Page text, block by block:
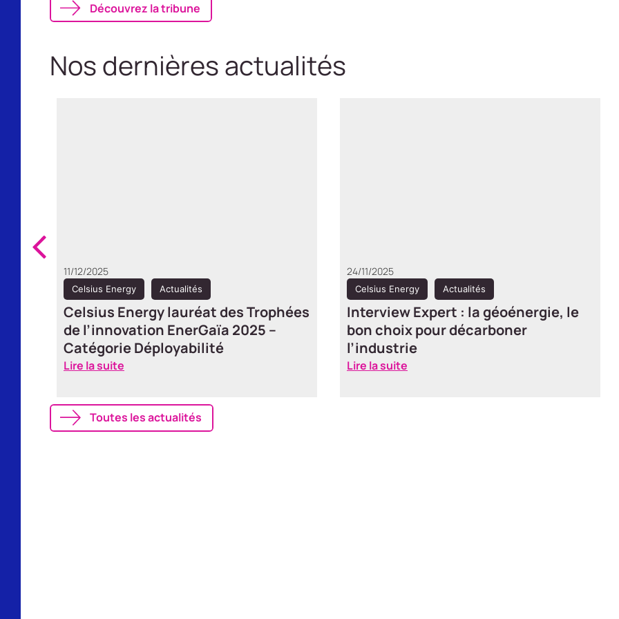
Découvrez la tribune
Nos dernières actualités
25/09/2025
Celsius Energy Actualités
Cindy Demichel reçoit le prix Femme
du Développement Durable aux
Trophées des femmes de l’industrie
Lire la suite
05/09/2025
Celsius Energy Actualités
Interview Expert : comment la
géoénergie transforme les
bâtiments historiques
Lire la suite
Toutes les actualités